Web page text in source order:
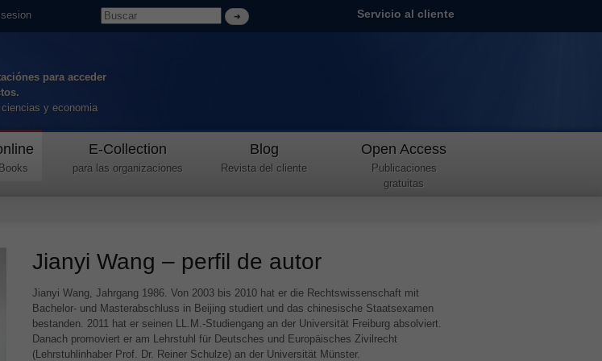
sesion Servicio al cliente
para acceder
y economia
E-Collection
para las organizaciones
Blog
Revista del cliente
Open Access
Publicaciones
gratuitas
Jianyi Wang – perfil de autor
Jianyi Wang, Jahrgang 1986. Von 2003 bis 2010 hat er die Rechtswissenschaft mit
Bachelor- und Masterabschluss in Beijing studiert und das chinesische Staatsexamen
bestanden. 2011 hat er seinen LL.M.-Studiengang an der Universität Freiburg absolviert.
Danach promoviert er am Lehrstuhl für Deutsches und Europäisches Zivilrecht
(Lehrstuhlinhaber Prof. Dr. Reiner Schulze) an der Universität Münster.